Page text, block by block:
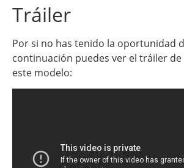
Tráiler
Por si no has tenido la oportunidad
continuación puedes ver el tráiler
este modelo: